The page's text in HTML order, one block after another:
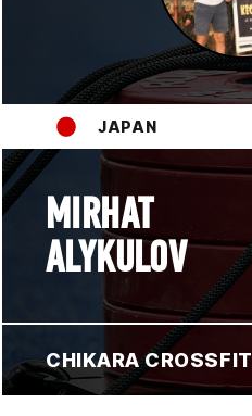
JAPAN
MIRHAT
ALYKULOV
CHIKARA CROSSFIT